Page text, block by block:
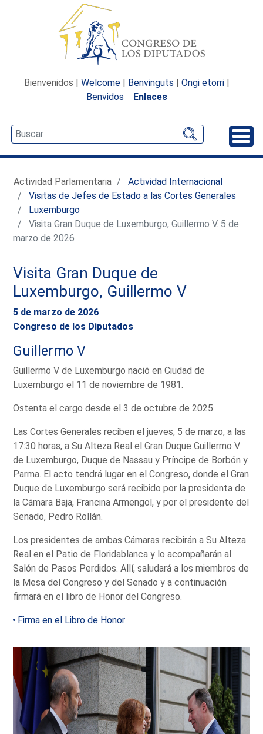
Bienvenidos | Welcome | Benvinguts | Ongi etorri |
Benvidos
Enlaces
Actividad Parlamentaria
Actividad Internacional
Visitas de Jefes de Estado a las Cortes Generales
Luxemburgo
Visita Gran Duque de Luxemburgo, Guillermo V. 5 de
marzo de 2026
Visita Gran Duque de
Luxemburgo, Guillermo V
5 de marzo de 2026
Congreso de los Diputados
Guillermo V
Guillermo V de Luxemburgo nació en Ciudad de
Luxemburgo el 11 de noviembre de 1981.
Ostenta el cargo desde el 3 de octubre de 2025.
Las Cortes Generales reciben el jueves, 5 de marzo, a las
17:30 horas, a Su Alteza Real el Gran Duque Guillermo V
de Luxemburgo, Duque de Nassau y Príncipe de Borbón y
Parma. El acto tendrá lugar en el Congreso, donde el Gran
Duque de Luxemburgo será recibido por la presidenta de
la Cámara Baja, Francina Armengol, y por el presidente del
Senado, Pedro Rollán.
Los presidentes de ambas Cámaras recibirán a Su Alteza
Real en el Patio de Floridablanca y lo acompañarán al
Salón de Pasos Perdidos. Allí, saludará a los miembros de
la Mesa del Congreso y del Senado y a continuación
firmará en el libro de Honor del Congreso.
Firma en el Libro de Honor
Galería de 8 imágenes de la visita de la Presidenta de la
Imagen 1 de 6